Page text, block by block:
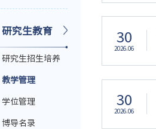
研究生教育
研究生招生培养
教学管理
学位管理
博导名录
30
2026.06
30
2026.06